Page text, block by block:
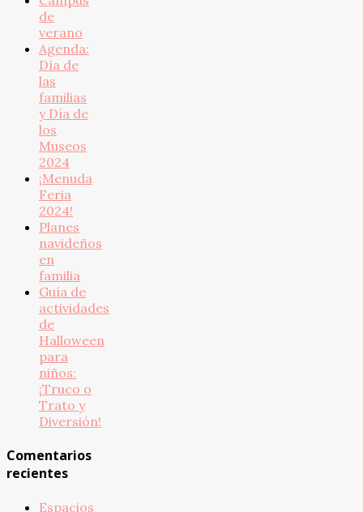
de
verano
Agenda:
Día de
las
familias
y Día de
los
Museos
2024
¡Menuda
Feria
2024!
Planes
navideños
en
familia
Guía de
actividades
de
Halloween
para
niños:
¡Truco o
Trato y
Diversión!
Comentarios
recientes
Espacios